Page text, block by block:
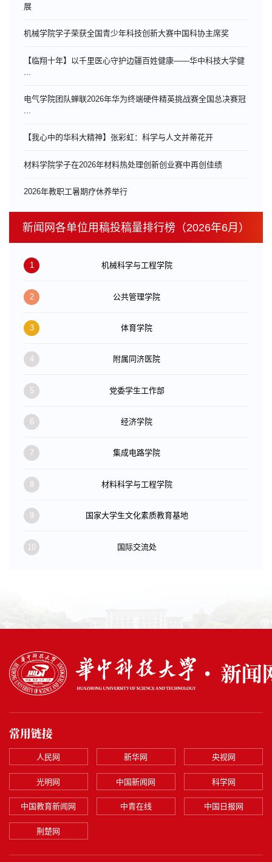
展
机械学院学子荣获全国青少年科技创新大赛中国科协主席奖
【临翔十年】以千里医心守护边疆百姓健康——华中科技大学健
电气学院团队蝉联2026年华为终端硬件精英挑战赛全国总决赛冠
【我心中的华科大精神】张彩虹：科学与人文并蒂花开
材料学院学子在2026年材料热处理创新创业赛中再创佳绩
​2026年教职工暑期疗休养举行
新闻网各单位用稿投稿量排行榜（2026年6月）
1 机械科学与工程学院
2 公共管理学院
3 体育学院
4 附属同济医院
5 党委学生工作部
6 经济学院
7 集成电路学院
8 材料科学与工程学院
9 国家大学生文化素质教育基地
10 国际交流处
常用链接
人民网 新华网 央视网
光明网 中国新闻网 科学网
中国教育新闻网 中青在线 中国日报网
荆楚网